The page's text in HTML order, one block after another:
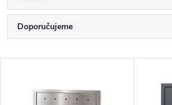
Ř
a
Doporučujeme
Nejprodávanější